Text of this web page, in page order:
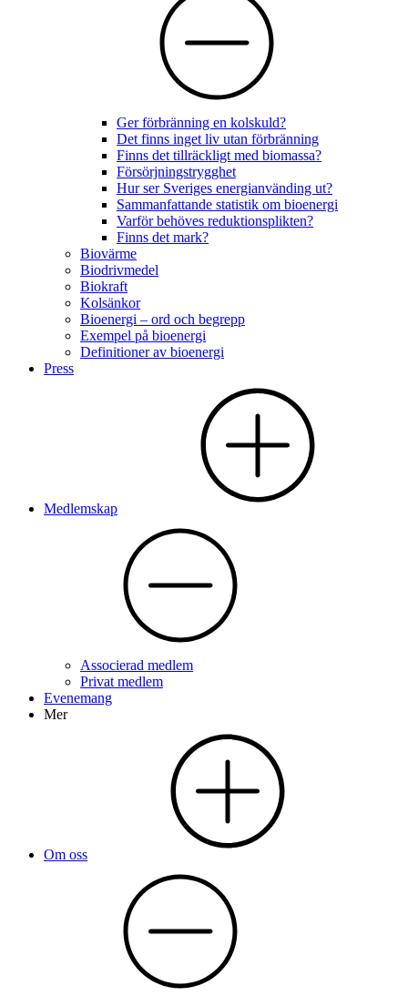
Ger förbränning en kolskuld?
Det finns inget liv utan förbränning
Finns det tillräckligt med biomassa?
Försörjningstrygghet
Hur ser Sveriges energianvänding ut?
Sammanfattande statistik om bioenergi
Varför behöves reduktionsplikten?
Finns det mark?
Biovärme
Biodrivmedel
Biokraft
Kolsänkor
Bioenergi – ord och begrepp
Exempel på bioenergi
Definitioner av bioenergi
Press
Medlemskap
Associerad medlem
Privat medlem
Evenemang
Mer
Om oss